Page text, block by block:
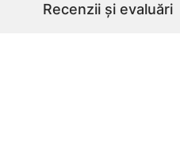
Recenzii și evaluări